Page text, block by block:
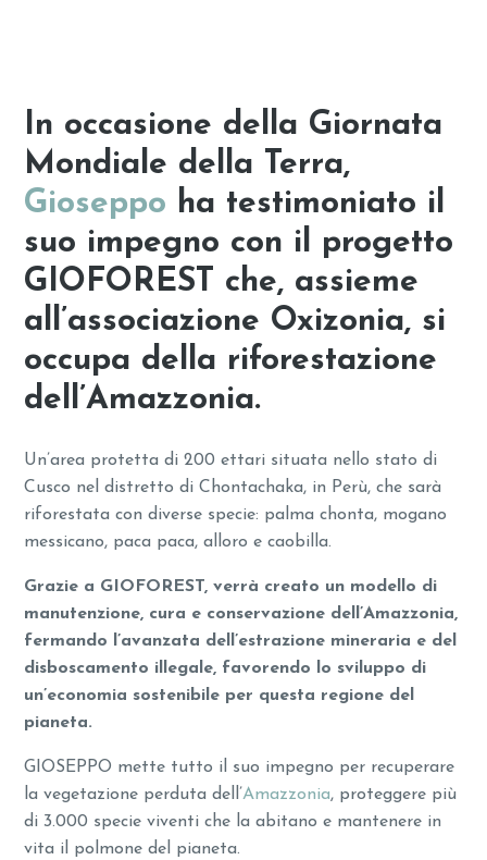
In occasione della Giornata
Mondiale della Terra,
Gioseppo ha testimoniato il
suo impegno con il progetto
GIOFOREST che, assieme
all’associazione Oxizonia, si
occupa della riforestazione
dell’Amazzonia.
Un’area protetta di 200 ettari situata nello stato di
Cusco nel distretto di Chontachaka, in Perù, che sarà
riforestata con diverse specie: palma chonta, mogano
messicano, paca paca, alloro e caobilla.
Grazie a GIOFOREST, verrà creato un modello di
manutenzione, cura e conservazione dell’Amazzonia,
fermando l’avanzata dell’estrazione mineraria e del
disboscamento illegale, favorendo lo sviluppo di
un’economia sostenibile per questa regione del
pianeta.
GIOSEPPO mette tutto il suo impegno per recuperare
la vegetazione perduta dell’Amazzonia, proteggere più
di 3.000 specie viventi che la abitano e mantenere in
vita il polmone del pianeta.